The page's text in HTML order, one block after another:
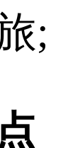
;